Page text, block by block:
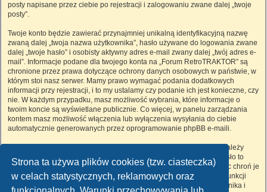
Strona ta używa plików cookies (tzw. ciasteczka)
w celach statystycznych, reklamowych oraz
posty napisane przez ciebie po rejestracji i zalogowaniu zwane dalej „twoje
posty”.
Twoje konto będzie zawierać przynajmniej unikalną identyfikacyjną nazwę
zwaną dalej „twoja nazwa użytkownika”, hasło używane do logowania zwane
dalej „twoje hasło” i osobisty aktywny adres e-mail zwany dalej „twój adres e-
mail”. Informacje podane dla twojego konta na „Forum RetroTRAKTOR” są
chronione przez prawa dotyczące ochrony danych osobowych w państwie, w
którym stoi nasz serwer. Mamy prawo wymagać podania dodatkowych
informacji przy rejestracji, i to my ustalamy czy podanie ich jest konieczne, czy
nie. W każdym przypadku, masz możliwość wybrania, które informacje o
twoim koncie są wyświetlane publicznie. Co więcej, w panelu zarządzania
kontem masz możliwość włączenia lub wyłączenia wysyłania do ciebie
automatycznie generowanych przez oprogramowanie phpBB e-maili.
Twoje hasło jest zaszyfrowane, więc jest bezpieczne, niemniej nie należy
używać tego samego hasła na różnych witrynach internetowych. Hasło to
umożliwia dostęp do twojego konta na „Forum RetroTRAKTOR”, więc chroń je
i w żadnym wypadku nie podawajnikomu. Jeśli je zapomnisz, użyj funkcji
„Nie pamiętam hasła”. Witryna poprosi cię o podanie nazwy użytkownika i